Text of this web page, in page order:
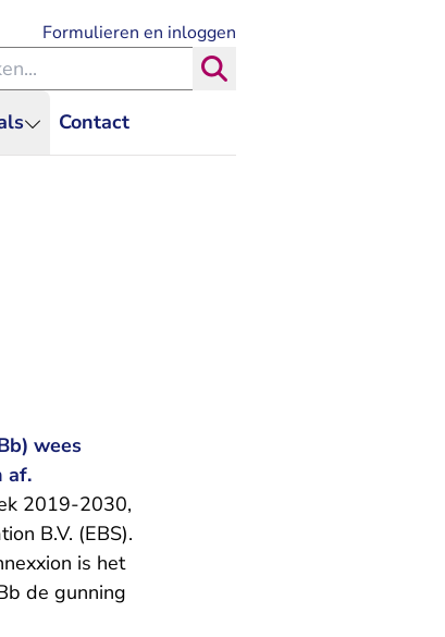
Contact
Formulieren en inloggen
de Rechtspraak
wees
af.
2019-2030,
B.V. (EBS).
is het
de gunning